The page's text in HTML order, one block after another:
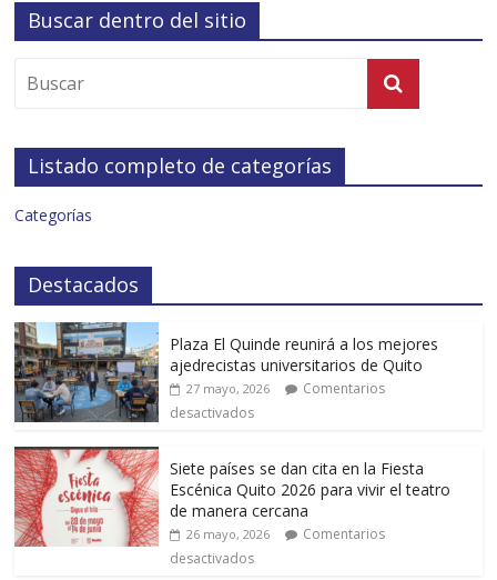
Buscar dentro del sitio
Listado completo de categorías
Categorías
Destacados
Plaza El Quinde reunirá a los mejores
ajedrecistas universitarios de Quito
27 mayo, 2026
Comentarios
desactivados
Siete países se dan cita en la Fiesta
Escénica Quito 2026 para vivir el teatro
de manera cercana
26 mayo, 2026
Comentarios
desactivados